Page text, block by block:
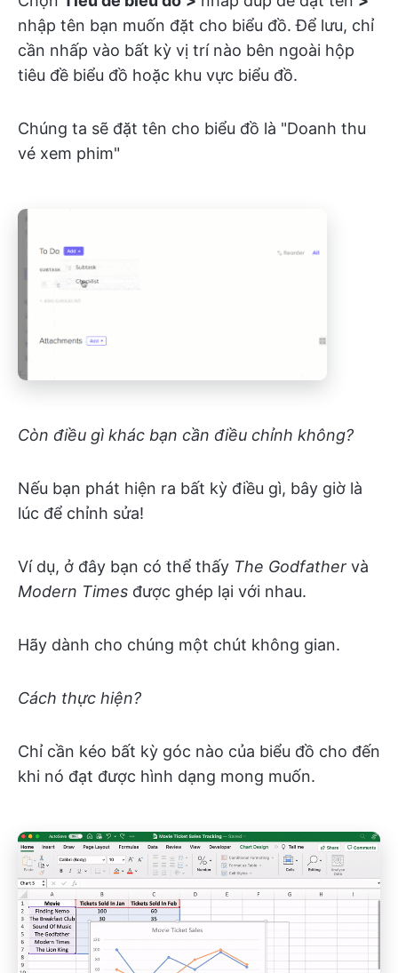
nhập tên bạn muốn đặt cho biểu đồ. Để lưu, chỉ
cần nhấp vào bất kỳ vị trí nào bên ngoài hộp
tiêu đề biểu đồ hoặc khu vực biểu đồ.
Chúng ta sẽ đặt tên cho biểu đồ là "Doanh thu
vé xem phim"
Còn điều gì khác bạn cần điều chỉnh không?
Nếu bạn phát hiện ra bất kỳ điều gì, bây giờ là
lúc để chỉnh sửa!
Ví dụ, ở đây bạn có thể thấy The Godfather và
Modern Times được ghép lại với nhau.
Hãy dành cho chúng một chút không gian.
Cách thực hiện?
Chỉ cần kéo bất kỳ góc nào của biểu đồ cho đến
khi nó đạt được hình dạng mong muốn.